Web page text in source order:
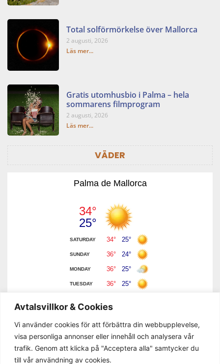
Avtalsvillkor & Cookies
Vi använder cookies för att förbättra din webbupplevelse,
visa personliga annonser eller innehåll och analysera vår
trafik. Genom att klicka på "Acceptera alla" samtycker du
till vår användning av cookies.
Total solförmörkelse över Mallorca
2 augusti, 2026
Läs mer...
Gratis utomhusbio i Palma – hela
sommarens filmprogram
2 augusti, 2026
Läs mer...
VÄDER
Palma de Mallorca